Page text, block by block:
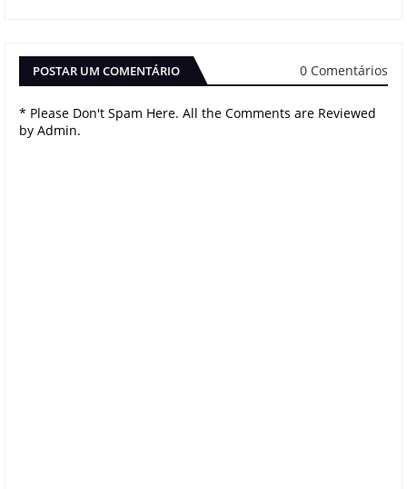
POSTAR UM COMENTÁRIO 0 Comentários
* Please Don't Spam Here. All the Comments are Reviewed
by Admin.